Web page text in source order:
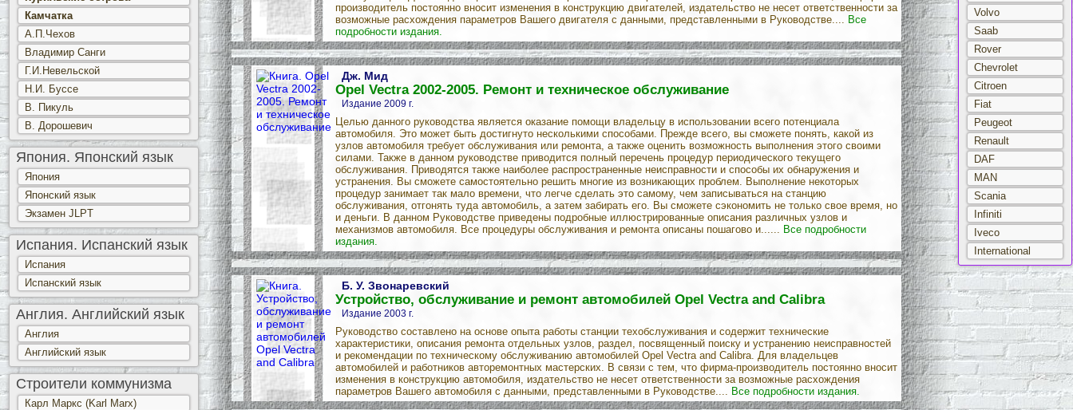
Камчатка
А.П.Чехов
Владимир Санги
Г.И.Невельской
Н.И. Буссе
В. Пикуль
В. Дорошевич
Япония. Японский язык
Япония
Японский язык
Экзамен JLPT
Испания. Испанский язык
Испания
Испанский язык
Англия. Английский язык
Англия
Английский язык
Строители коммунизма
Карл Маркс (Karl Marx)
Volvo
Saab
Rover
Chevrolet
Citroen
Fiat
Peugeot
Renault
DAF
MAN
Scania
Infiniti
Iveco
International
производитель постоянно вносит изменения в конструкцию двигателей, издательство не несет ответственности за
возможные расхождения параметров Вашего двигателя с данными, представленными в Руководстве.... Все
подробности издания.
Дж. Мид
Opel Vectra 2002-2005. Ремонт и техническое обслуживание
Издание 2009 г.
Целью данного руководства является оказание помощи владельцу в использовании всего потенциала
автомобиля. Это может быть достигнуто несколькими способами. Прежде всего, вы сможете понять, какой из
узлов автомобиля требует обслуживания или ремонта, а также оценить возможность выполнения этого своими
силами. Также в данном руководстве приводится полный перечень процедур периодического текущего
обслуживания. Приводятся также наиболее распространенные неисправности и способы их обнаружения и
устранения. Вы сможете самостоятельно решить многие из возникающих проблем. Выполнение некоторых
процедур занимает так мало времени, что легче сделать это самому, чем записываться на станцию
обслуживания, отгонять туда автомобиль, а затем забирать его. Вы сможете сэкономить не только свое время, но
и деньги. В данном Руководстве приведены подробные иллюстрированные описания различных узлов и
механизмов автомобиля. Все процедуры обслуживания и ремонта описаны пошагово и...... Все подробности
издания.
Б. У. Звонаревский
Устройство, обслуживание и ремонт автомобилей Opel Vectra and Calibra
Издание 2003 г.
Руководство составлено на основе опыта работы станции техобслуживания и содержит технические
характеристики, описания ремонта отдельных узлов, раздел, посвященный поиску и устранению неисправностей
и рекомендации по техническому обслуживанию автомобилей Opel Vectra and Calibra. Для владельцев
автомобилей и работников авторемонтных мастерских. В связи с тем, что фирма-производитель постоянно вносит
изменения в конструкцию автомобиля, издательство не несет ответственности за возможные расхождения
параметров Вашего автомобиля с данными, представленными в Руководстве.... Все подробности издания.